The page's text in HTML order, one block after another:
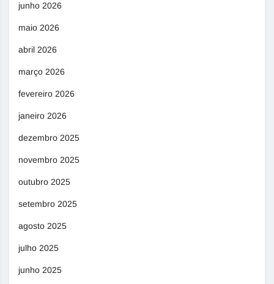
junho 2026
maio 2026
abril 2026
março 2026
fevereiro 2026
janeiro 2026
dezembro 2025
novembro 2025
outubro 2025
setembro 2025
agosto 2025
julho 2025
junho 2025